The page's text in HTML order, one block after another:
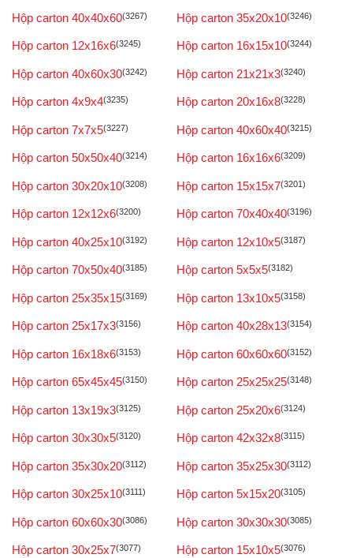
Hộp carton 40x40x60(3267) Hộp carton 35x20x10(3246)
Hộp carton 12x16x6(3245) Hộp carton 16x15x10(3244)
Hộp carton 40x60x30(3242) Hộp carton 21x21x3(3240)
Hộp carton 4x9x4(3235) Hộp carton 20x16x8(3228)
Hộp carton 7x7x5(3227) Hộp carton 40x60x40(3215)
Hộp carton 50x50x40(3214) Hộp carton 16x16x6(3209)
Hộp carton 30x20x10(3208) Hộp carton 15x15x7(3201)
Hộp carton 12x12x6(3200) Hộp carton 70x40x40(3196)
Hộp carton 40x25x10(3192) Hộp carton 12x10x5(3187)
Hộp carton 70x50x40(3185) Hộp carton 5x5x5(3182)
Hộp carton 25x35x15(3169) Hộp carton 13x10x5(3158)
Hộp carton 25x17x3(3156) Hộp carton 40x28x13(3154)
Hộp carton 16x18x6(3153) Hộp carton 60x60x60(3152)
Hộp carton 65x45x45(3150) Hộp carton 25x25x25(3148)
Hộp carton 13x19x3(3125) Hộp carton 25x20x6(3124)
Hộp carton 30x30x5(3120) Hộp carton 42x32x8(3115)
Hộp carton 35x30x20(3112) Hộp carton 35x25x30(3112)
Hộp carton 30x25x10(3111) Hộp carton 5x15x20(3105)
Hộp carton 60x60x30(3086) Hộp carton 30x30x30(3085)
Hộp carton 30x25x7(3077) Hộp carton 15x10x5(3076)